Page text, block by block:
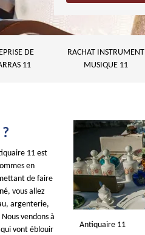
DE
11
RACHAT INSTRUMENT
MUSIQUE 11
11 est
en
de faire
vous allez
argenterie,
vendons à
vont éblouir
Antiquaire 11